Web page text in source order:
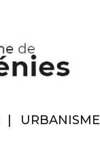
URBANISME